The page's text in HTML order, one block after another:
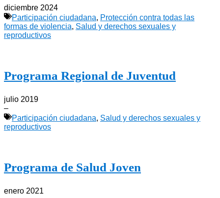
diciembre 2024
Participación ciudadana, Protección contra todas las
formas de violencia, Salud y derechos sexuales y
reproductivos
Programa Regional de Juventud
julio 2019
–
Participación ciudadana, Salud y derechos sexuales y
reproductivos
Programa de Salud Joven
enero 2021